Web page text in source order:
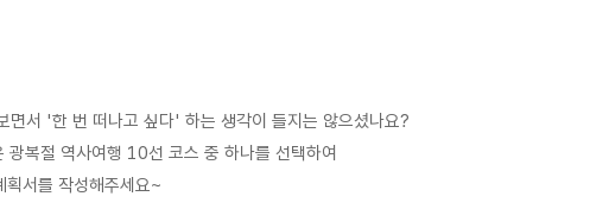
면서 '한 번 떠나고 싶다' 하는 생각이 들지는 않으셨나요?
광복절 역사여행 10선 코스 중 하나를 선택하여
서를 작성해주세요~